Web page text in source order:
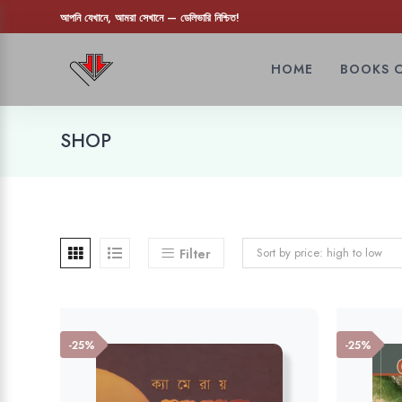
আপনি যেখানে, আমরা সেখানে — ডেলিভারি নিশ্চিত!
HOME BOOKS
SHOP
Filter Sort by price: high to low
-25% -25%